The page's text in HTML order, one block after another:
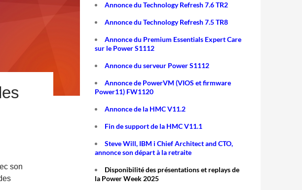
son
Annonce du Technology Refresh 7.6 TR2
Annonce du Technology Refresh 7.5 TR8
Annonce du Premium Essentials Expert Care
sur le Power S1112
Annonce du serveur Power S1112
Annonce de PowerVM (VIOS et firmware
Power11) FW1120
Annonce de la HMC V11.2
Fin de support de la HMC V11.1
Steve Will, IBM i Chief Architect and CTO,
annonce son départ à la retraite
Disponibilité des présentations et replays de
la Power Week 2025